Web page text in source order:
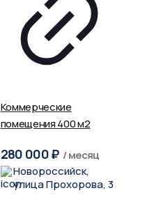
Коммерческие
помещения 400 м2
280 000₽ / месяц
Новороссийск,
улица Прохорова, 3